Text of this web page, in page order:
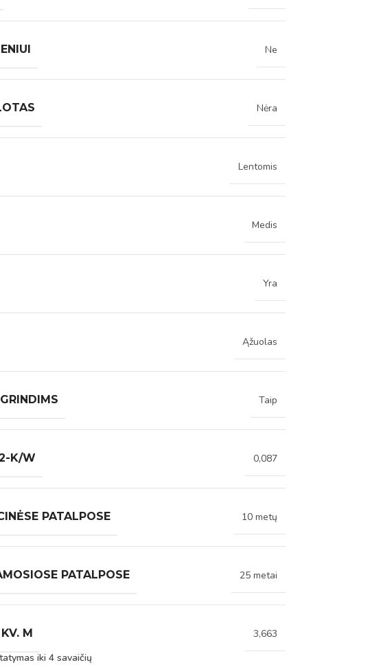
Ne
Nėra
Lentomis
Medis
Yra
Ąžuolas
Taip
K/W 0,087
PATALPOSE 10 metų
PATALPOSE 25 metai
M
3,663
iki 4 savaičių